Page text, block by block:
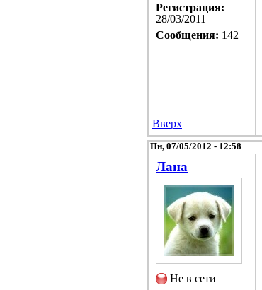
Регистрация:
28/03/2011
Сообщения: 142
Вверх
Пн, 07/05/2012 - 12:58
Лана
Не в сети